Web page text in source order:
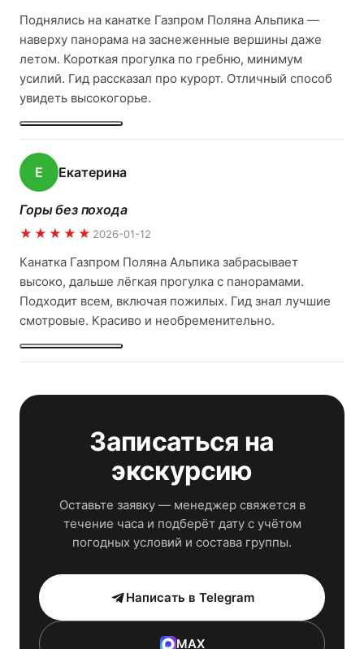
Поднялись на канатке Газпром Поляна Альпика —
наверху панорама на заснеженные вершины даже
летом. Короткая прогулка по гребню, минимум
усилий. Гид рассказал про курорт. Отличный способ
увидеть высокогорье.
Е Екатерина
Горы без похода
★★★★★ 2026-01-12
Канатка Газпром Поляна Альпика забрасывает
высоко, дальше лёгкая прогулка с панорамами.
Подходит всем, включая пожилых. Гид знал лучшие
смотровые. Красиво и необременительно.
Записаться на
экскурсию
Оставьте заявку — менеджер свяжется в
течение часа и подберёт дату с учётом
погодных условий и состава группы.
Написать в Telegram
MAX